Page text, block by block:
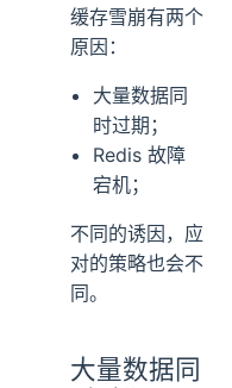
缓存雪崩有两个
原因：
大量数据同
时过期；
Redis 故障
宕机；
不同的诱因，应
对的策略也会不
同。
大量数据同